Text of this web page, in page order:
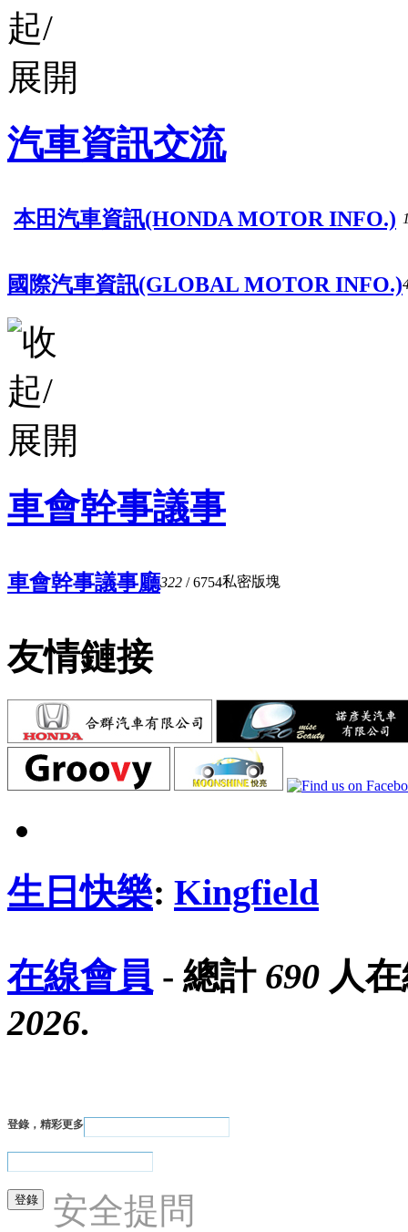
汽車資訊交流
本田汽車資訊(HONDA MOTOR INFO.)
國際汽車資訊(GLOBAL MOTOR INFO.)
車會幹事議事
車會幹事議事廳322 / 6754私密版塊
友情鏈接
生日快樂: Kingfield
在線會員 - 總計 690 人
2026.
登錄，精彩更多
安全提問